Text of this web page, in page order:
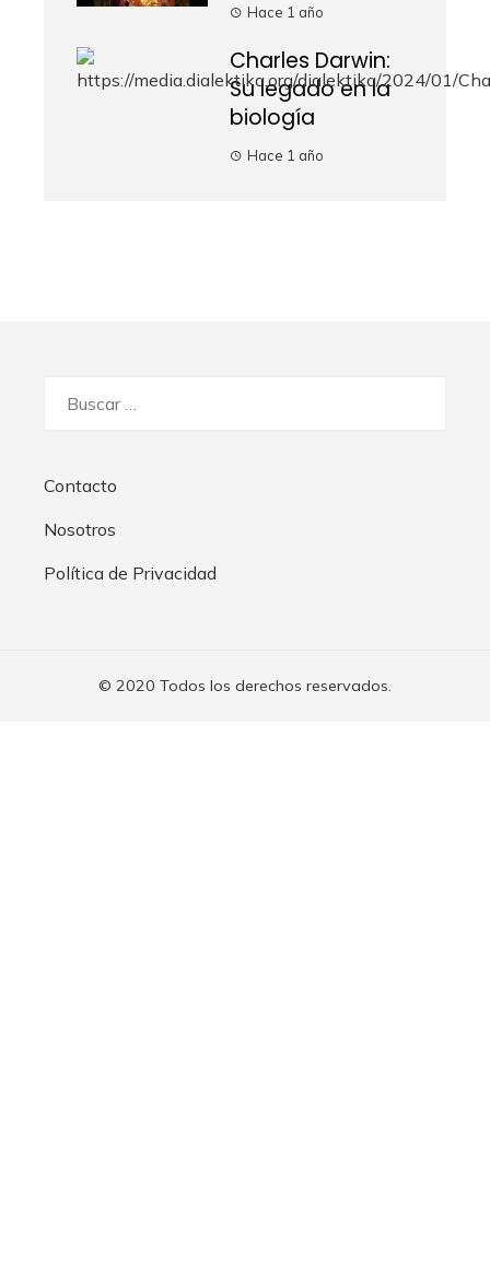
Hace 1 año
Charles Darwin:
Su legado en la
biología
Hace 1 año
Contacto
Nosotros
Política de Privacidad
© 2020 Todos los derechos reservados.